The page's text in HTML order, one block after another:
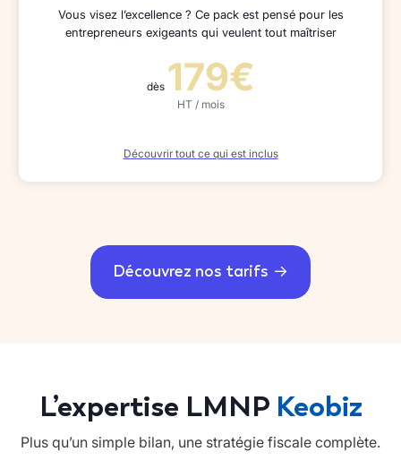
Vous visez l’excellence ? Ce pack est pensé pour les
entrepreneurs exigeants qui veulent tout maîtriser
dès 179€
HT / mois
Découvrir tout ce qui est inclus
Découvrez nos tarifs
L’expertise LMNP Keobiz
Plus qu’un simple bilan, une stratégie fiscale complète.